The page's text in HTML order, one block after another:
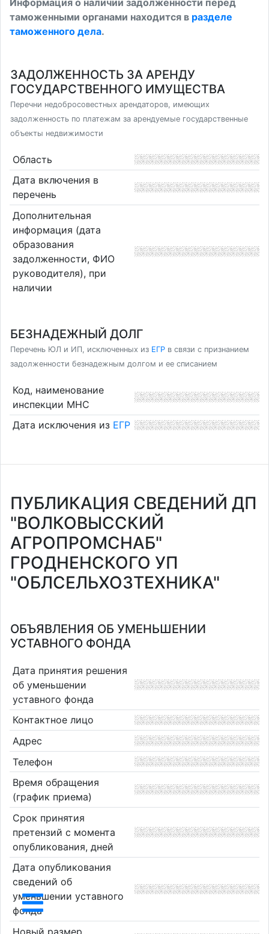
Информация о наличии задолженности перед
таможенными органами находится в разделе
таможенного дела.
ЗАДОЛЖЕННОСТЬ ЗА АРЕНДУ
ГОСУДАРСТВЕННОГО ИМУЩЕСТВА
Перечни недобросовестных арендаторов, имеющих
задолженность по платежам за арендуемые государственные
объекты недвижимости
Область
Дата включения в
перечень
Дополнительная
информация (дата
образования
задолженности, ФИО
руководителя), при
наличии
БЕЗНАДЕЖНЫЙ ДОЛГ
Перечень ЮЛ и ИП, исключенных из ЕГР в связи с признанием
задолженности безнадежным долгом и ее списанием
Код, наименование
инспекции МНС
Дата исключения из ЕГР
ПУБЛИКАЦИЯ СВЕДЕНИЙ ДП
"ВОЛКОВЫССКИЙ
АГРОПРОМСНАБ"
ГРОДНЕНСКОГО УП
"ОБЛСЕЛЬХОЗТЕХНИКА"
ОБЪЯВЛЕНИЯ ОБ УМЕНЬШЕНИИ
УСТАВНОГО ФОНДА
Дата принятия решения
об уменьшении
уставного фонда
Контактное лицо
Адрес
Телефон
Время обращения
(график приема)
Срок принятия
претензий с момента
опубликования, дней
Дата опубликования
сведений об
уменьшении уставного
фонда
Новый размер